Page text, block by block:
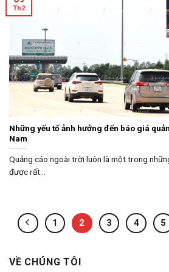
Những yếu tố ảnh hưởng đến báo giá
Nam
Quảng cáo ngoài trời luôn là một trong
được rất...
Th2
1 2 3 4 5
VỀ CHÚNG TÔI